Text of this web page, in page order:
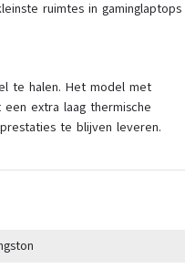
ruimtes in gaminglaptops
te halen. Het model met
extra laag thermische
te blijven leveren.